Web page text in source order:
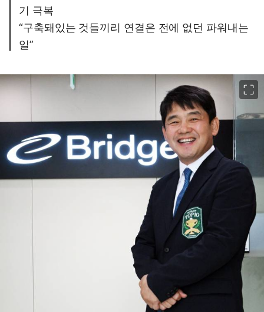
기 극복
“구축돼있는 것들끼리 연결은 전에 없던 파워내는
일”